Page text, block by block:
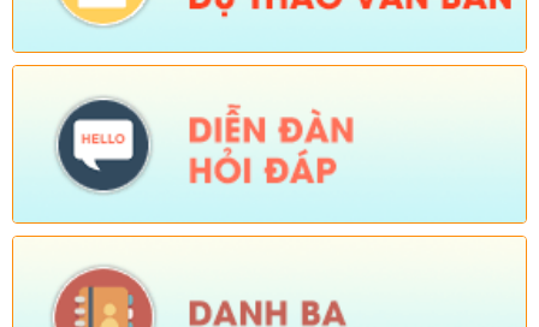
Tên:(KẾ HOẠCH Tổ chức Hội nghị tổng kết năm học 2025-
Ngày ban hành: (04/08/2026) -Ngày hiệu lực: (24/07/2026)